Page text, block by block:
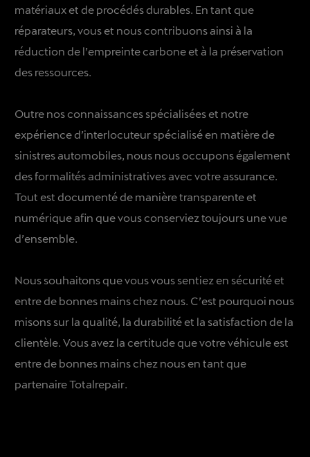
matériaux et de procédés durables. En tant que
réparateurs, vous et nous contribuons ainsi à la
réduction de l’empreinte carbone et à la préservation
des ressources.
Outre nos connaissances spécialisées et notre
expérience d’interlocuteur spécialisé en matière de
sinistres automobiles, nous nous occupons également
des formalités administratives avec votre assurance.
Tout est documenté de manière transparente et
numérique afin que vous conserviez toujours une vue
d’ensemble.
Nous souhaitons que vous vous sentiez en sécurité et
entre de bonnes mains chez nous. C’est pourquoi nous
misons sur la qualité, la durabilité et la satisfaction de la
clientèle. Vous avez la certitude que votre véhicule est
entre de bonnes mains chez nous en tant que
partenaire Totalrepair.